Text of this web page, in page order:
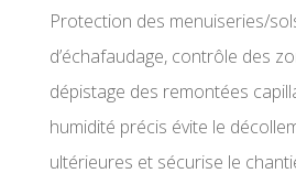
Protection des menuiseries/
d’échafaudage, contrôle des
dépistage des remontées
humidité précis évite le
ultérieures et sécurise le